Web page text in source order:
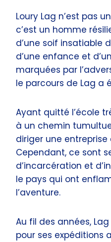
Loury Lag n’est pas
c’est un homme
d’une soif insatiable
d’une enfance et
marquées par
le parcours de Lag a
Ayant quitté l’école
à un chemin
diriger une
Cependant, ce sont
d’incarcération et
le pays qui ont
l’aventure.
Au fil des années,
pour ses expéditions